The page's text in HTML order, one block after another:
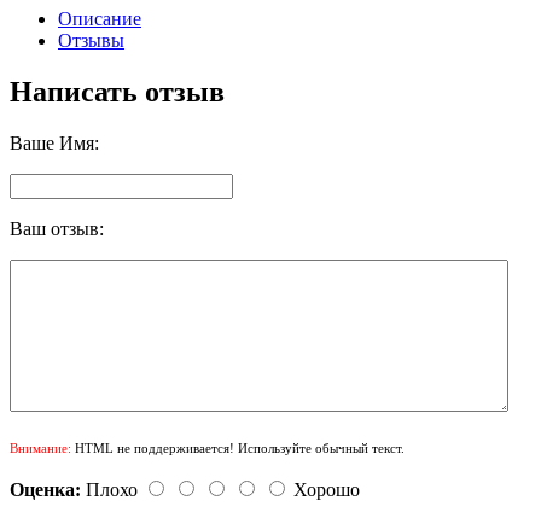
Описание
Отзывы
Написать отзыв
Ваше Имя:
Ваш отзыв:
Внимание: HTML не поддерживается! Используйте обычный текст.
Оценка: Плохо
Хорошо